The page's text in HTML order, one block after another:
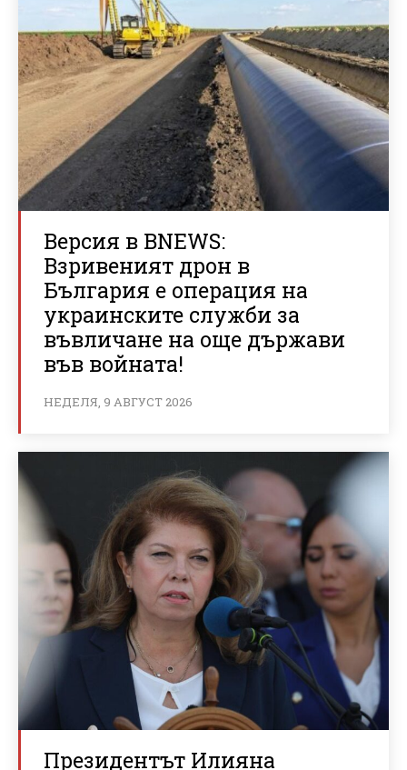
Версия в BNEWS:
Взривеният дрон в
България е операция на
украинските служби за
въвличане на още държави
във войната!
НЕДЕЛЯ, 9 АВГУСТ 2026
Президентът Илияна